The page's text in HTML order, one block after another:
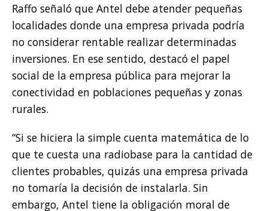
Raffo señaló que Antel debe atender pequeñas
localidades donde una empresa privada podría
no considerar rentable realizar determinadas
inversiones. En ese sentido, destacó el papel
social de la empresa pública para mejorar la
conectividad en poblaciones pequeñas y zonas
rurales.
“Si se hiciera la simple cuenta matemática de lo
que te cuesta una radiobase para la cantidad de
clientes probables, quizás una empresa privada
no tomaría la decisión de instalarla. Sin
embargo, Antel tiene la obligación moral de